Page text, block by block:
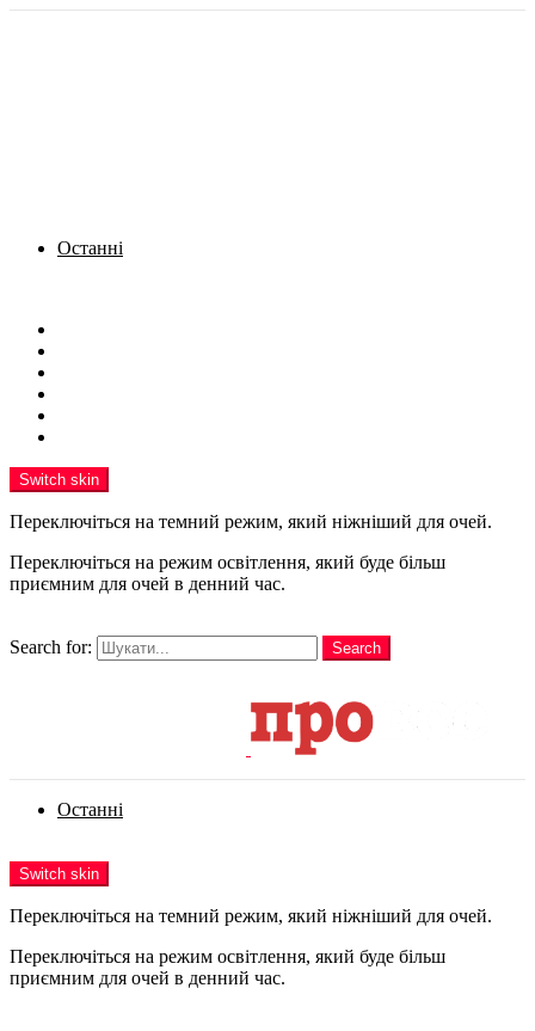
Останні
Switch skin
Переключіться на темний режим, який ніжніший для очей.
Переключіться на режим освітлення, який буде більш
приємним для очей в денний час.
Search for:
Search
Останні
Switch skin
Переключіться на темний режим, який ніжніший для очей.
Переключіться на режим освітлення, який буде більш
приємним для очей в денний час.